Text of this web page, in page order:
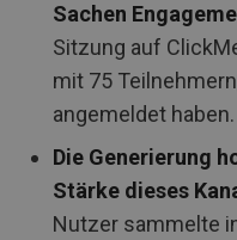
Sachen
Sitzung auf
mit 75
angemeldet haben.
Die Generierung
Stärke dieses
Nutzer sammelte